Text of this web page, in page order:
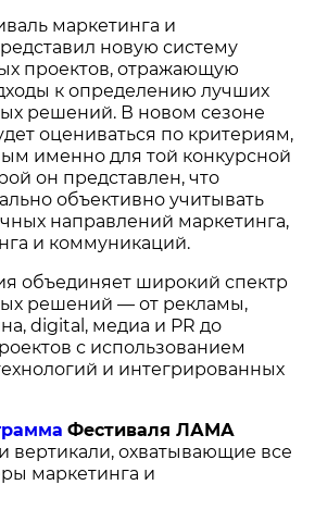
маркетинга и
новую систему
проектов, отражающую
к определению лучших
решений. В новом сезоне
оцениваться по критериям,
именно для той конкурсной
он представлен, что
объективно учитывать
направлений маркетинга,
и коммуникаций.
объединяет широкий спектр
решений — от рекламы,
digital, медиа и PR до
с использованием
и интегрированных
Фестиваля ЛАМА
вертикали, охватывающие все
маркетинга и